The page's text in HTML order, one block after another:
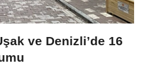
ve Denizli’de 16